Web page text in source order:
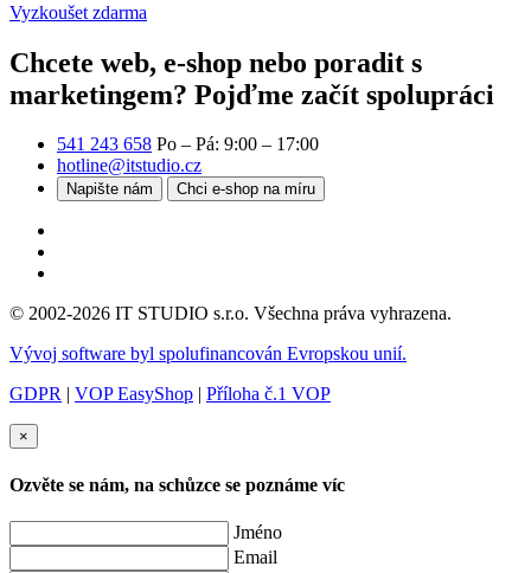
Vyzkoušet zdarma
Chcete web, e-shop nebo poradit s
marketingem? Pojďme začít spolupráci
541 243 658 Po – Pá: 9:00 – 17:00
hotline@itstudio.cz
Napište nám Chci e-shop na míru
© 2002-2026 IT STUDIO s.r.o. Všechna práva vyhrazena.
Vývoj software byl spolufinancován Evropskou unií.
GDPR | VOP EasyShop | Příloha č.1 VOP
×
Ozvěte se nám, na schůzce se poznáme víc
Jméno
Email